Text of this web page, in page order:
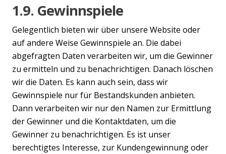
1.9. Gewinnspiele
Gelegentlich bieten wir über unsere Website oder
auf andere Weise Gewinnspiele an. Die dabei
abgefragten Daten verarbeiten wir, um die Gewinner
zu ermitteln und zu benachrichtigen. Danach löschen
wir die Daten. Es kann auch sein, dass wir
Gewinnspiele nur für Bestandskunden anbieten.
Dann verarbeiten wir nur den Namen zur Ermittlung
der Gewinner und die Kontaktdaten, um die
Gewinner zu benachrichtigen. Es ist unser
berechtigtes Interesse, zur Kundengewinnung oder